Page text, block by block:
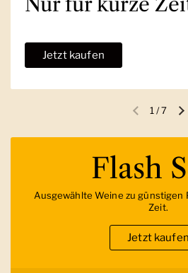
Jetzt kaufen
Vorherige
1 /7
Flash
Ausgewählte Weine zu günstigen
Zeit.
Jetzt kaufen